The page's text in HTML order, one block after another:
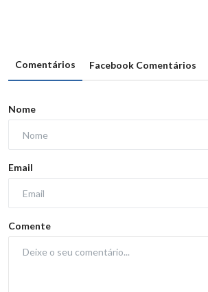
Comentários Facebook Comentários
Nome
Email
Comente